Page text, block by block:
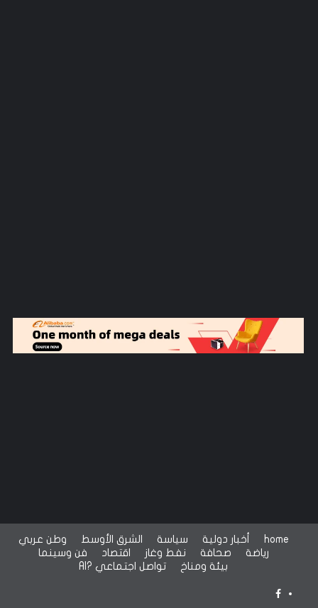
home أخبار دولية سياسة الشرق الأوسط
وطن عربي
رياضة
صحافة نفط وغاز اقتصاد
فن وسينما
بيئة ومناخ
تواصل اجتماعي ?AI
FACEBOOKTWO